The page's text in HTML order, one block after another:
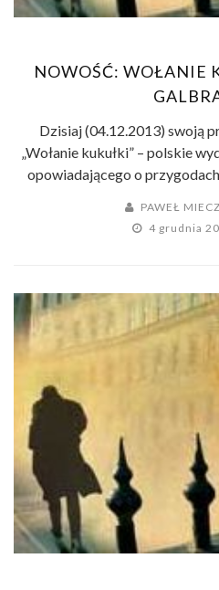
NOWOŚĆ: WOŁANIE
Dzisiaj (04.12.2013) swoją
„Wołanie kukułki” – polskie
opowiadającego o
PAWEŁ
4 grudnia